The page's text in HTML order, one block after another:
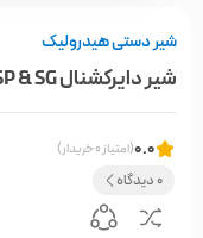
شیر دستی هیدرولیک
شیر دایرکشنال SP & SG
0.0(امتیاز 0 خریدار)
0 دیدگاه